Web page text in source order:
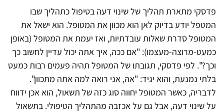
פדסקי מתארת תהליך של שינוי דעה בטיפול כתהליך שבו
המטפל יודע בדיוק לאן הוא מכוון את המטופל. הוא ישאל את
המטופל סדרת שאלות עובדתיות, ואז יעמת את המטופל (באופן
כמעט-מרוצה-מעצמו): "אם ככה, איך אתה יכול עדיין לחשוב כך
וכך?". לפי פדסקי, תגובתו של המטופל תהיה פעמים רבות כמעט
בלתי נמנעת, והוא יגיד: "אה, אני רואה למה אתה מתכוון".
לדבריה, כאשר המטופל יחווה סוג כזה של תשאול, הוא אכן ידווח
על שינוי דעה, אבל גם על אכזבה מהתהליך הטיפולי. בתשאול